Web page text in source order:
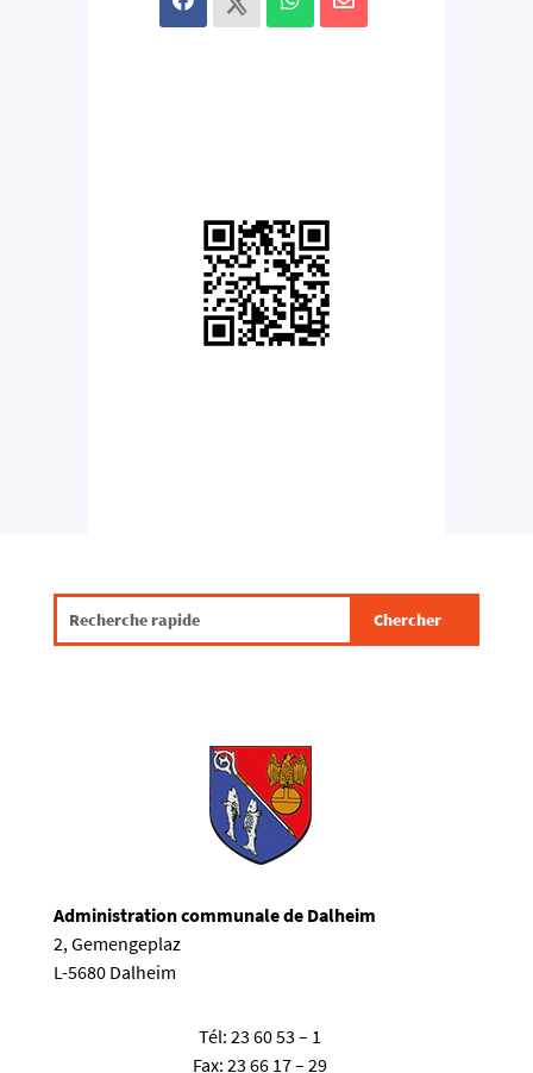
Administration communale de Dalheim
2, Gemengeplaz
L-5680 Dalheim
Tél:23 60 53 – 1
Fax:23 66 17 – 29